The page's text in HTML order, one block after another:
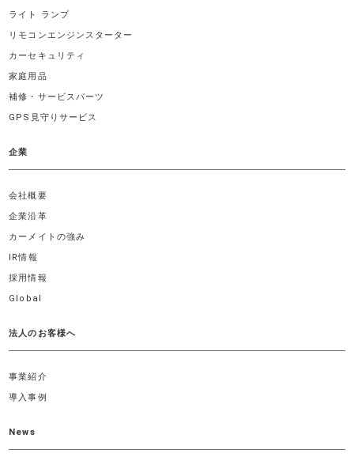
ライト ランプ
リモコンエンジンスターター
カーセキュリティ
家庭用品
補修・サービスパーツ
GPS見守りサービス
企業
会社概要
企業沿革
カーメイトの強み
IR情報
採用情報
Global
法人のお客様へ
事業紹介
導入事例
News